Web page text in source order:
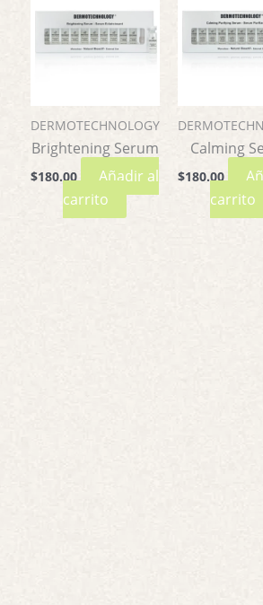
DERMOTECHNOLOGY
Brightening Serum
$180.00
Añadir al
carrito
Calming
$180.00
carrito